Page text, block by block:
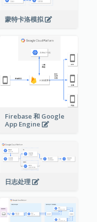
蒙特卡洛模拟
Firebase 和 Google
App Engine
日志处理